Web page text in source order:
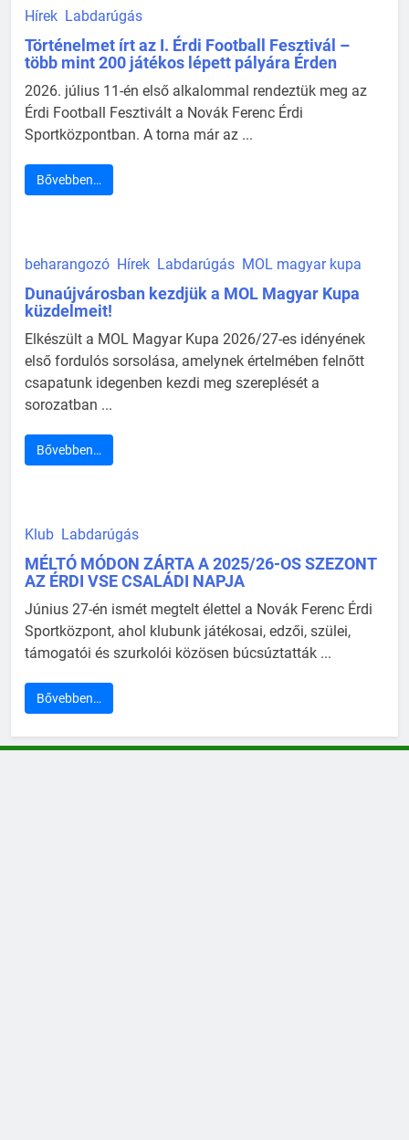
Hírek Labdarúgás
Történelmet írt az I. Érdi Football Fesztivál –
több mint 200 játékos lépett pályára Érden
2026. július 11-én első alkalommal rendeztük meg az
Érdi Football Fesztivált a Novák Ferenc Érdi
Sportközpontban. A torna már az ...
Bővebben…
beharangozó Hírek Labdarúgás MOL magyar kupa
Dunaújvárosban kezdjük a MOL Magyar Kupa
küzdelmeit!
Elkészült a MOL Magyar Kupa 2026/27-es idényének
első fordulós sorsolása, amelynek értelmében felnőtt
csapatunk idegenben kezdi meg szereplését a
sorozatban ...
Bővebben…
Klub Labdarúgás
MÉLTÓ MÓDON ZÁRTA A 2025/26-OS SZEZONT
AZ ÉRDI VSE CSALÁDI NAPJA
Június 27-én ismét megtelt élettel a Novák Ferenc Érdi
Sportközpont, ahol klubunk játékosai, edzői, szülei,
támogatói és szurkolói közösen búcsúztatták ...
Bővebben…